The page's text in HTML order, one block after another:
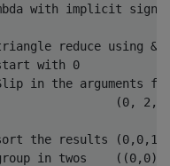
with implicit
reduce using
with 0
in the arguments
(0, 2,
the results
in twos